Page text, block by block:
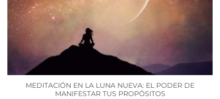
MEDITACIÓN EN LA LUNA NUEVA: EL PODER DE
MANIFESTAR TUS PROPÓSITOS